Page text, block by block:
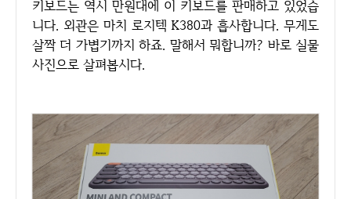
키보드는 역시 만원대에 이 키보드를 판매하고 있었습
니다. 외관은 마치 로지텍 K380과 흡사합니다. 무게도
살짝 더 가볍기까지 하죠. 말해서 뭐합니까? 바로 실물
사진으로 살펴봅시다.